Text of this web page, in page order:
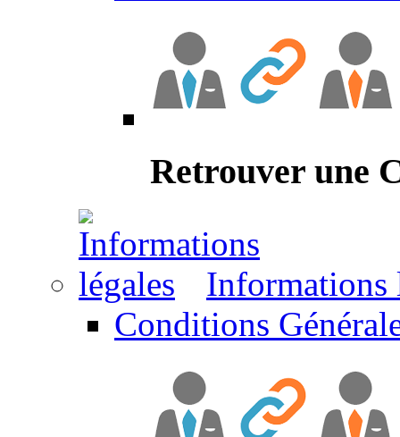
Retrouver une
Informations
Conditions